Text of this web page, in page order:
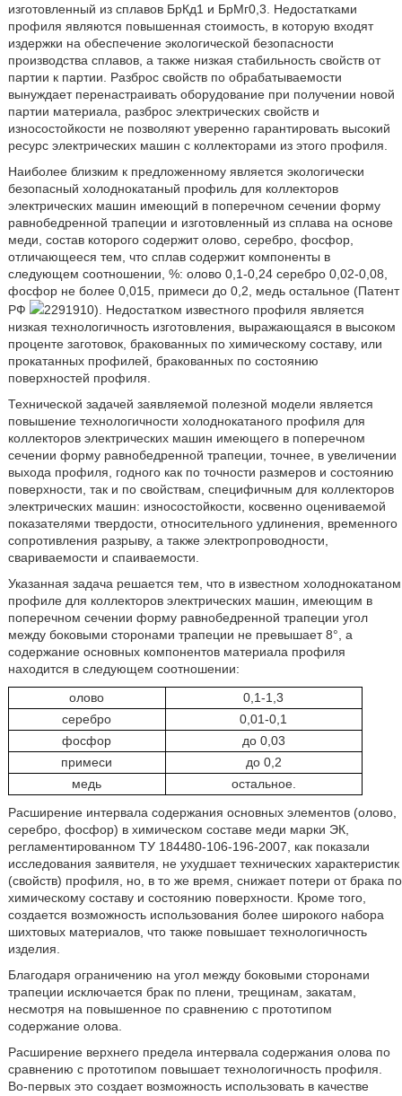
изготовленный из сплавов БрКд1 и БрМг0,3. Недостатками
профиля являются повышенная стоимость, в которую входят
издержки на обеспечение экологической безопасности
производства сплавов, а также низкая стабильность свойств от
партии к партии. Разброс свойств по обрабатываемости
вынуждает перенастраивать оборудование при получении новой
партии материала, разброс электрических свойств и
износостойкости не позволяют уверенно гарантировать высокий
ресурс электрических машин с коллекторами из этого профиля.
Наиболее близким к предложенному является экологически
безопасный холоднокатаный профиль для коллекторов
электрических машин имеющий в поперечном сечении форму
равнобедренной трапеции и изготовленный из сплава на основе
меди, состав которого содержит олово, серебро, фосфор,
отличающееся тем, что сплав содержит компоненты в
следующем соотношении, %: олово 0,1-0,24 серебро 0,02-0,08,
фосфор не более 0,015, примеси до 0,2, медь остальное (Патент
РФ
2291910). Недостатком известного профиля является
низкая технологичность изготовления, выражающаяся в высоком
проценте заготовок, бракованных по химическому составу, или
прокатанных профилей, бракованных по состоянию
поверхностей профиля.
Технической задачей заявляемой полезной модели является
повышение технологичности холоднокатаного профиля для
коллекторов электрических машин имеющего в поперечном
сечении форму равнобедренной трапеции, точнее, в увеличении
выхода профиля, годного как по точности размеров и состоянию
поверхности, так и по свойствам, специфичным для коллекторов
электрических машин: износостойкости, косвенно оцениваемой
показателями твердости, относительного удлинения, временного
сопротивления разрыву, а также электропроводности,
свариваемости и спаиваемости.
Указанная задача решается тем, что в известном холоднокатаном
профиле для коллекторов электрических машин, имеющим в
поперечном сечении форму равнобедренной трапеции угол
между боковыми сторонами трапеции не превышает 8°, а
содержание основных компонентов материала профиля
находится в следующем соотношении:
олово
0,1-1,3
серебро
0,01-0,1
фосфор
до 0,03
примеси
до 0,2
медь
остальное.
Расширение интервала содержания основных элементов (олово,
серебро, фосфор) в химическом составе меди марки ЭК,
регламентированном ТУ 184480-106-196-2007, как показали
исследования заявителя, не ухудшает технических характеристик
(свойств) профиля, но, в то же время, снижает потери от брака по
химическому составу и состоянию поверхности. Кроме того,
создается возможность использования более широкого набора
шихтовых материалов, что также повышает технологичность
изделия.
Благодаря ограничению на угол между боковыми сторонами
трапеции исключается брак по плени, трещинам, закатам,
несмотря на повышенное по сравнению с прототипом
содержание олова.
Расширение верхнего предела интервала содержания олова по
сравнению с прототипом повышает технологичность профиля.
Во-первых это создает возможность использовать в качестве